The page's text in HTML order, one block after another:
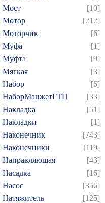
Мост
[10]
Мотор
[212]
Моторчик
[6]
Муфа
[1]
Муфта
[9]
Мягкая
[3]
Набор
[6]
НаборМанжетГТЦ
[33]
Накладка
[51]
Накладки
[1]
Наконечник
[743]
Наконечники
[119]
Направляющая
[43]
Насадка
[16]
Насос
[356]
Натяжитель
[125]